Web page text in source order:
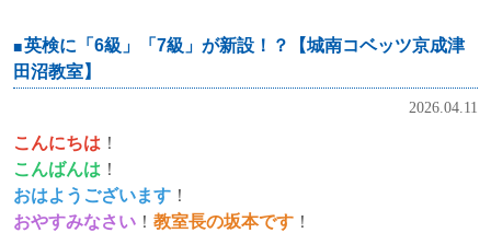
英検に「6級」「7級」が新設！？【城南コベッツ京成津
田沼教室】
2026.04.11
こんにちは ！
こんばんは ！
おはようございます ！
おやすみなさい ！ 教室長の坂本です ！